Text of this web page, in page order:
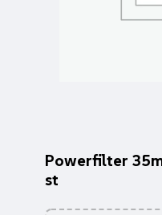
Powerfilter
st